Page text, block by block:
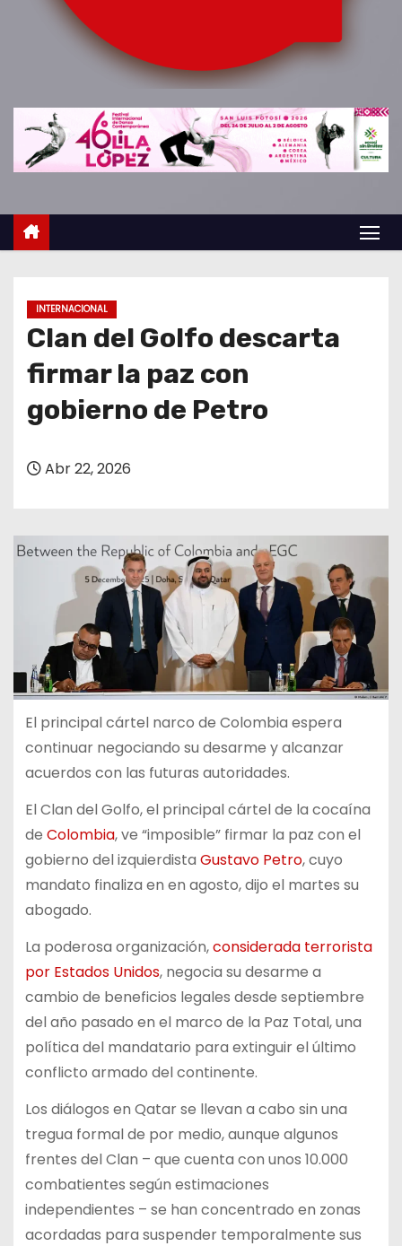
INTERNACIONAL
Clan del Golfo descarta
firmar la paz con
gobierno de Petro
Abr 22, 2026
El principal cártel narco de Colombia espera
continuar negociando su desarme y alcanzar
acuerdos con las futuras autoridades.
El Clan del Golfo, el principal cártel de la cocaína
de Colombia, ve “imposible” firmar la paz con el
gobierno del izquierdista Gustavo Petro, cuyo
mandato finaliza en en agosto, dijo el martes su
abogado.
La poderosa organización,considerada terrorista
por Estados Unidos, negocia su desarme a
cambio de beneficios legales desde septiembre
del año pasado en el marco de la Paz Total, una
política del mandatario para extinguir el último
conflicto armado del continente.
Los diálogos en Qatar se llevan a cabo sin una
tregua formal de por medio, aunque algunos
frentes del Clan – que cuenta con unos 10.000
combatientes según estimaciones
independientes – se han concentrado en zonas
acordadas para suspender temporalmente sus